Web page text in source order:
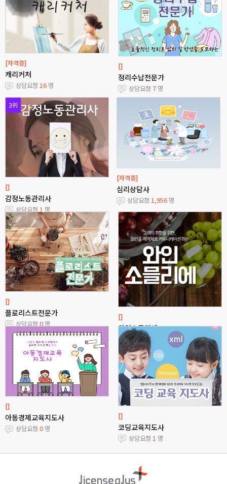
[자격증]
캐리커처
상담요청 16 명
[]
정리수납전문가
상담요청 7명
3위
[]
감정노동관리사
상담요청 1 명
[자격증]
심리상담사
상담요청 1,956명
[]
플로리스트전문가
상담요청 0 명
[]
와인소믈리에
상담요청
[]
아동경제교육지도사
상담요청 0 명
[]
코딩교육지도사
상담요청 1 명